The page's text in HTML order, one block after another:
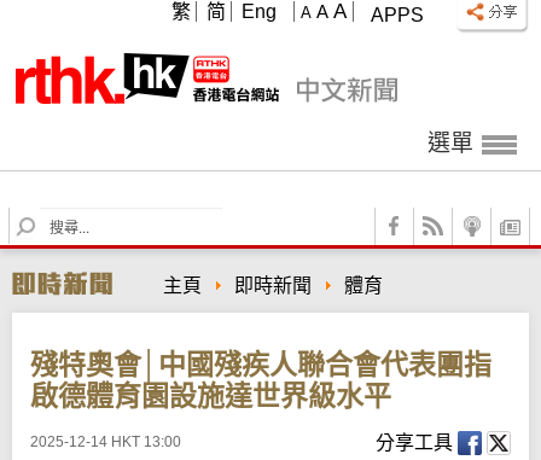
APPS
A A A
繁 简 Eng
選單
S
e
r
c
主頁 即時新聞 體育
殘特奧會│中國殘疾人聯合會代表團指
啟德體育園設施達世界級水平
2025-12-14 HKT 13:00 分享工具